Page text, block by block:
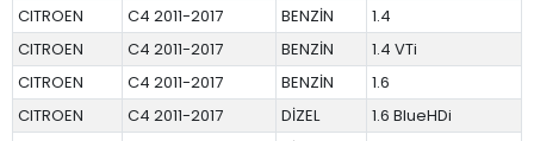
CITROEN
C4 2011-2017 BENZİN
1.4
CITROEN
C4 2011-2017 BENZİN
1.4 VTi
CITROEN
C4 2011-2017 BENZİN
1.6
CITROEN
C4 2011-2017 DİZEL
1.6 BlueHDi